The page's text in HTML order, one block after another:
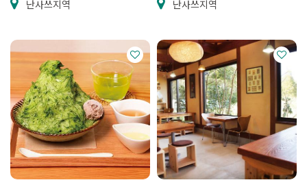
난사쓰지역 난사쓰지역